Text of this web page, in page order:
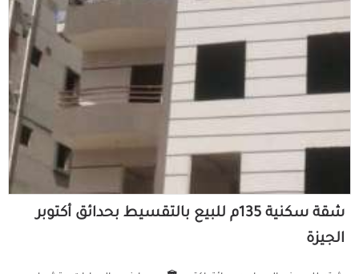
شقة سكنية 135م للبيع بالتقسيط بحدائق أكتوبر
الجيزة